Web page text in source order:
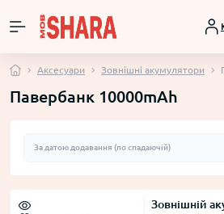
Аксесуари Зовнішні акумулятори
Павербанк 10000mAh
Зовнішній